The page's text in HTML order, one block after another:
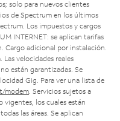
solo para nuevos clientes
de Spectrum en los últimos
Los impuestos y cargos
INTERNET: se aplican tarifas
Cargo adicional por instalación.
Las velocidades reales
están garantizadas. Se
Gig. Para ver una lista de
modem . Servicios sujetos a
los cuales están
las áreas. Se aplican